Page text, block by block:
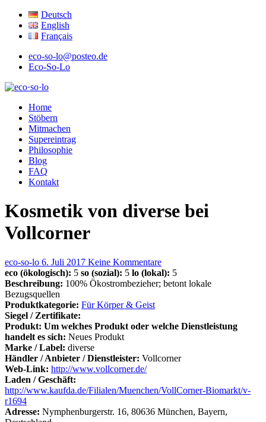
Deutsch
English
Français
eco-so-lo@posteo.de
Eco-So-Lo
eco·so·lo
Home
Stöbern
Mitmachen
Supereintrag
Philosophie
Blog
FAQ
Kontakt
Kosmetik von diverse bei
Vollcorner
eco-so-lo 6. Juli 2017 Keine Kommentare
eco (ökologisch): 5 so (sozial): 5 lo (lokal): 5
Beschreibung: 100% Ökostrombezieher; betont lokale
Bezugsquellen
Produktkategorie: Für Körper & Geist
Siegel / Zertifikate:
Produkt: Um welches Produkt oder welche Dienstleistung
handelt es sich: Neues Produkt
Marke / Label: diverse
Händler / Anbieter / Dienstleister: Vollcorner
Web-Link: http://www.vollcorner.de/
Laden / Geschäft:
http://www.kaufda.de/Filialen/Muenchen/VollCorner-Biomarkt/v-
r1694
Adresse: Nymphenburgerstr. 16, 80636 München, Bayern,